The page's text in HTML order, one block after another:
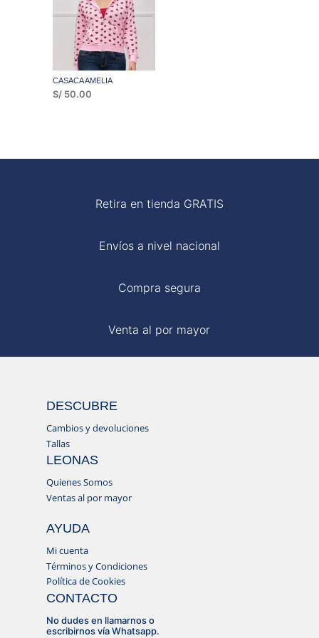
CASACA AMELIA
S/50.00
Retira en tienda GRATIS
Envíos a nivel nacional
Compra segura
Venta al por mayor
DESCUBRE
Cambios y devoluciones
Tallas
LEONAS
Quienes Somos
Ventas al por mayor
AYUDA
Mi cuenta
Términos y Condiciones
Política de Cookies
CONTACTO
No dudes en llamarnos o
escribirnos vía Whatsapp.